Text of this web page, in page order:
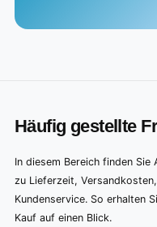
Häufig gestellte
In diesem Bereich finden
zu Lieferzeit,
Kundenservice. So erhalten
Kauf auf einen Blick.